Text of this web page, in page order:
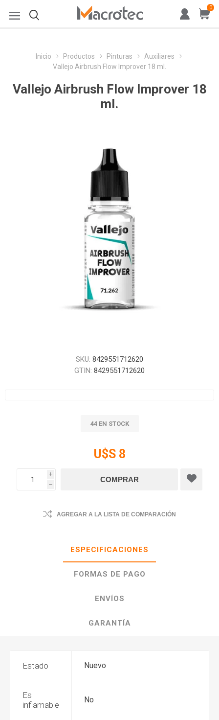
0
Inicio Productos Pinturas
Auxiliares
Vallejo Airbrush Flow Improver 18 ml.
Vallejo Airbrush Flow Improver 18
ml.
SKU: 8429551712620
GTIN: 8429551712620
44 EN STOCK
U$S 8
i
h
AGREGAR A LA LISTA DE COMPARACIÓN
ESPECIFICACIONES
FORMAS DE PAGO
ENVÍOS
GARANTÍA
Estado Nuevo
Es
inflamable
No